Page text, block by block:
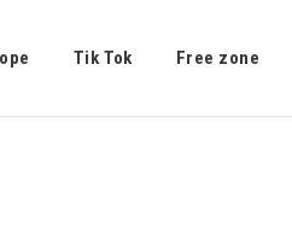
Tik Tok Free zone